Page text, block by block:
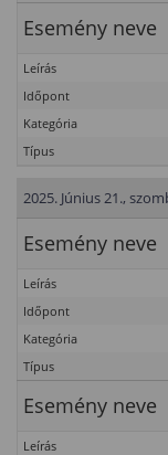
Esemény neve
Leírás
Időpont
Kategória
Típus
2025. Június 21.,
Esemény neve
Leírás
Időpont
Kategória
Típus
Esemény neve
Leírás